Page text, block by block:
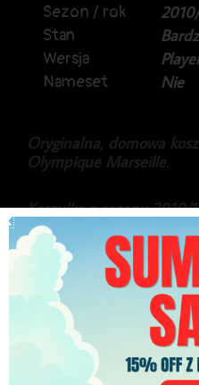
Sezon / rok
Stan
Wersja
Nameset
Nie
Oryginalna, domowa
Olympique Marseille.
Koszulka z sezonu 2010/
rękawem.
Model w wyższej wersji
Gratka dla kolekcjonerów.